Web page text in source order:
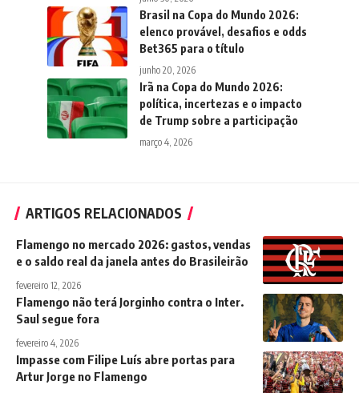
Brasil na Copa do Mundo 2026:
elenco provável, desafios e odds
Bet365 para o título
junho 20, 2026
Irã na Copa do Mundo 2026:
política, incertezas e o impacto
de Trump sobre a participação
março 4, 2026
ARTIGOS RELACIONADOS
Flamengo no mercado 2026: gastos, vendas
e o saldo real da janela antes do Brasileirão
fevereiro 12, 2026
Flamengo não terá Jorginho contra o Inter.
Saul segue fora
fevereiro 4, 2026
Impasse com Filipe Luís abre portas para
Artur Jorge no Flamengo